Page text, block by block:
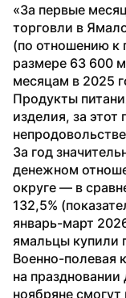
«За первые
торговли в
(по отношению к
размере 63 600
месяцам в 2025
Продукты
изделия, за этот
За год
денежном
округе — в
132,5%
январь-март
ямальцы купили
Военно-полевая
на
ноябряне